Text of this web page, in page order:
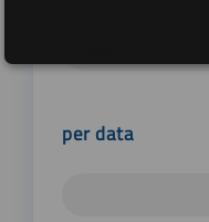
per data